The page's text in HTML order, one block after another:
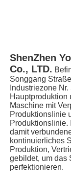
ShenZhen
Co., LTD.
Songgang
Industriezone
Hauptproduktion
Maschine mit
Produktionslinie
Produktionslinie.
damit
kontinuierliches
Produktion,
gebildet, um das
perfektionieren.